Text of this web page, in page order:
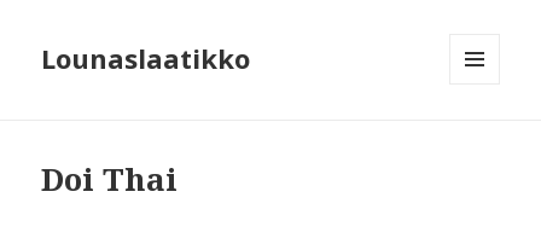
Lounaslaatikko
Doi Thai